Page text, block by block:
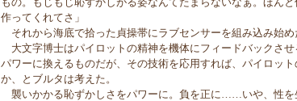
作ってくれてさ」
それから海底で拾った貞操帯にラブセンサーを組み込み始め
大文字博士はパイロットの精神を機体にフィードバックさ
パワーに換えるものだが、その技術を応用すれば、パイロッ
か、とブルタは考えた。
襲いかかる恥ずかしさをパワーに。負を正に……いや、性を